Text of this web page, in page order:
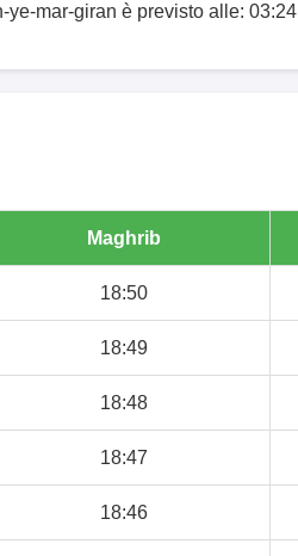
ye-mar-giran è previsto alle: 03:24
Maghrib
18:50
18:49
18:48
18:47
18:46